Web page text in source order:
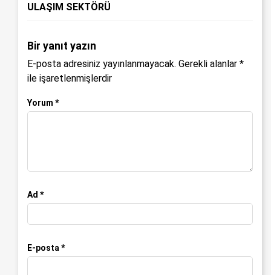
ULAŞIM SEKTÖRÜ
Bir yanıt yazın
E-posta adresiniz yayınlanmayacak. Gerekli alanlar *
ile işaretlenmişlerdir
Yorum *
Ad *
E-posta *